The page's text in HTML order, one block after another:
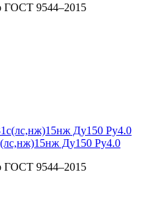
ГОСТ 9544–2015
Ду150 Ру4.0
ГОСТ 9544–2015